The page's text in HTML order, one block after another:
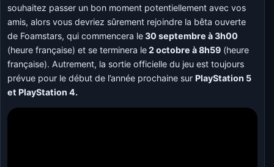
souhaitez passer un bon moment potentiellement avec vos
amis, alors vous devriez sûrement rejoindre la bêta ouverte
de Foamstars, qui commencera le30 septembre à 3h00
(heure française) et se terminera le2 octobre à 8h59 (heure
française). Autrement, la sortie officielle du jeu est toujours
prévue pour le début de l’année prochaine sur PlayStation 5
et PlayStation 4.